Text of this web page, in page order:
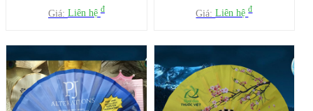
Giá: Liên hệ đ Giá:Liên hệđ